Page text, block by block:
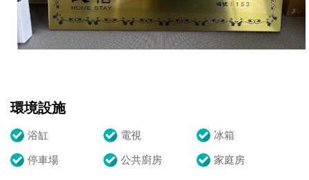
環境設施
浴缸 電視 冰箱
停車場 公共廚房 家庭房